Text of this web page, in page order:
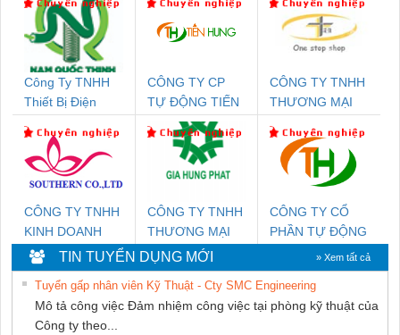
Công Ty TNHH
Thiết Bị Điện
CÔNG TY CP
TỰ ĐỘNG TIẾN
HƯNG
CÔNG TY TNHH
THƯƠNG MẠI
NAM
CÔNG TY TNHH
KINH DOANH
DỊCH VỤ XNK
PHƯƠNG NAM
CÔNG TY TNHH
THƯƠNG MẠI
DỊCH VỤ KỸ
THUẬT ĐIỆN CƠ
GIA HƯNG
PHÁT
CÔNG TY CỔ
PHẦN TỰ ĐỘNG
TIẾN HƯNG
TIN TUYỂN DỤNG MỚI » Xem tất cả
Tuyển gấp nhân viên Kỹ Thuật - Cty SMC Engineering
Mô tả công việc Đảm nhiệm công việc tại phòng kỹ thuật của
Công ty theo...